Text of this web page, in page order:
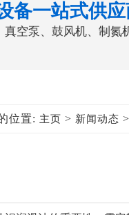
备一站式供
真空泵、鼓风机、制氮
位置: 主页 > 新闻动态 >